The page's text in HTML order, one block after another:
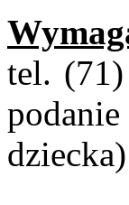
tel.
dziecka)